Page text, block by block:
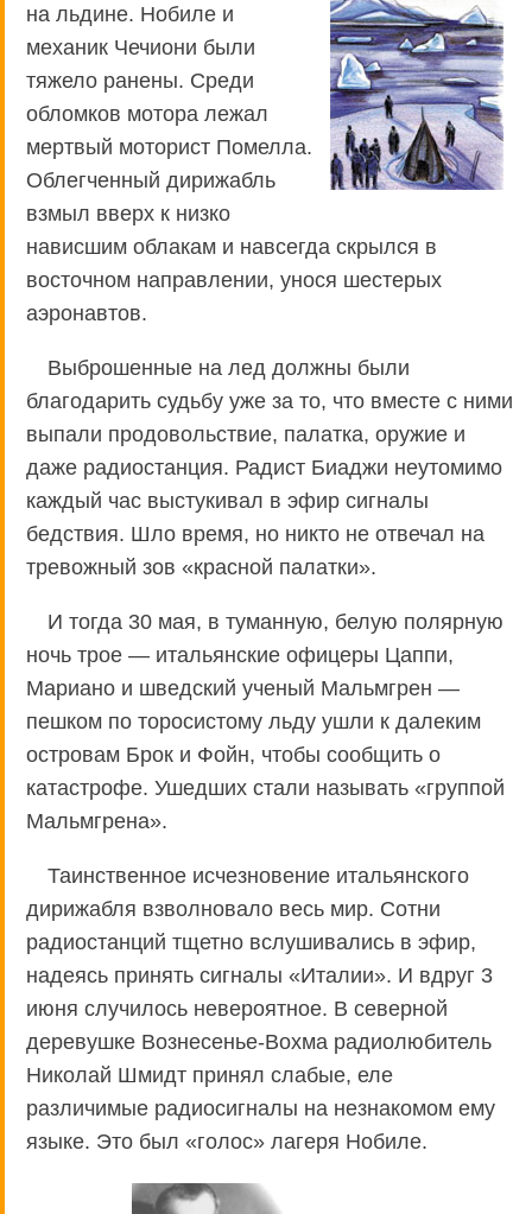
на льдине. Нобиле и
механик Чечиони были
тяжело ранены. Среди
обломков мотора лежал
мертвый моторист Помелла.
Облегченный дирижабль
взмыл вверх к низко
нависшим облакам и навсегда скрылся в
восточном направлении, унося шестерых
аэронавтов.
Выброшенные на лед должны были
благодарить судьбу уже за то, что вместе с ними
выпали продовольствие, палатка, оружие и
даже радиостанция. Радист Биаджи неутомимо
каждый час выстукивал в эфир сигналы
бедствия. Шло время, но никто не отвечал на
тревожный зов «красной палатки».
И тогда 30 мая, в туманную, белую полярную
ночь трое — итальянские офицеры Цаппи,
Мариано и шведский ученый Мальмгрен —
пешком по торосистому льду ушли к далеким
островам Брок и Фойн, чтобы сообщить о
катастрофе. Ушедших стали называть «группой
Мальмгрена».
Таинственное исчезновение итальянского
дирижабля взволновало весь мир. Сотни
радиостанций тщетно вслушивались в эфир,
надеясь принять сигналы «Италии». И вдруг 3
июня случилось невероятное. В северной
деревушке Вознесенье-Вохма радиолюбитель
Николай Шмидт принял слабые, еле
различимые радиосигналы на незнакомом ему
языке. Это был «голос» лагеря Нобиле.